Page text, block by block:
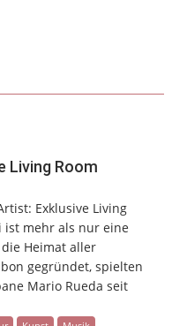
Living Room
Exklusive Living
ist mehr als nur eine
Heimat aller
gegründet, spielten
Mario Rueda seit